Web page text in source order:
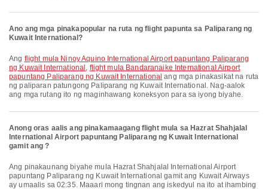
Ano ang mga pinakapopular na ruta ng flight papunta sa Paliparang ng
Kuwait International?
Ang flight mula Ninoy Aquino International Airport papuntang Paliparang
ng Kuwait International , flight mula Bandaranaike International Airport
papuntang Paliparang ng Kuwait International ang mga pinakasikat na ruta
ng paliparan patungong Paliparang ng Kuwait International. Nag-aalok
ang mga rutang ito ng maginhawang koneksyon para sa iyong biyahe.
Anong oras aalis ang pinakamaagang flight mula sa Hazrat Shahjalal
International Airport papuntang Paliparang ng Kuwait International
gamit ang ?
Ang pinakaunang biyahe mula Hazrat Shahjalal International Airport
papuntang Paliparang ng Kuwait International gamit ang Kuwait Airways
ay umaalis sa 02:35. Maaari mong tingnan ang iskedyul na ito at ihambing